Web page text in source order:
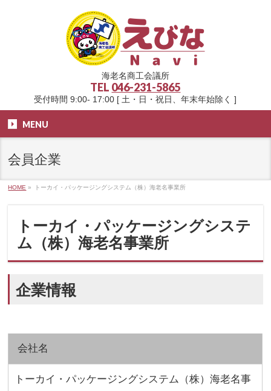
海老名商工会議所
TEL 046-231-5865
受付時間 9:00- 17:00 [ 土・日・祝日、年末年始除く ]
MENU
会員企業
HOME » トーカイ・パッケージングシステム（株）海老名事業所
トーカイ・パッケージングシステ
ム（株）海老名事業所
企業情報
会社名
トーカイ・パッケージングシステム（株）海老名事